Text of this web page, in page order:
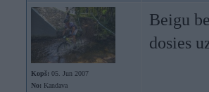
Kopš: 05. Jun 2007
No: Kandava
Beigu
dosies